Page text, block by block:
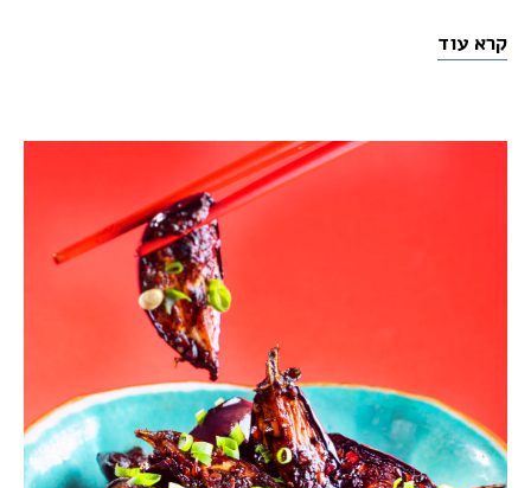
קרא עוד